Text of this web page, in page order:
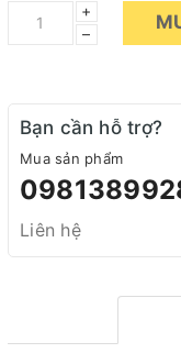
+
–
Bạn cần hỗ trợ?
Mua sản phẩm
Liên hệ